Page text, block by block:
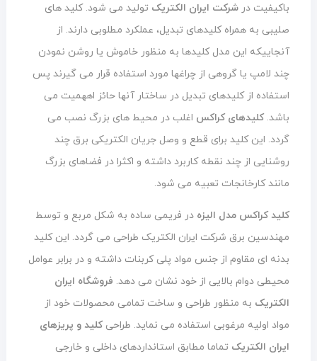
باکیفیت در شرکت ایران الکتریک تولید می شود. کلید های
صلیبی به همراه کلیدهای تبدیل، عملکرد مطلوبی دارند. از
آنجاییکه این مدل کلیدها به منظور خاموش یا روشن نمودن
چند لامپ یا گروهی از چراغها مورد استفاده قرار می گیرند پس
استفاده از کلیدهای تبدیل در ساختار آنها حائز اههمیت می
باشد. کلیدهای کراکس اغلب در محیط های بزرگ نصب می
گردد. این کلید برای قطع و وصل جریان الکتریکی برق چند
روشنایی از چند نقطه کاربرد داشته و اکثرا در فضاهای بزرگ
مانند کارخانجات تعبیه می شود.
کلید کراکس مدل الیزه در فریمی ساده به شکل مربع و توسط
مهندسین برق شرکت ایران الکتریک طراحی می گردد. این کلید
بدنه ای مقاوم از جنس مواد پلی کربنات داشته و در برابر عوامل
محیطی دوام بالایی از خود نشان می دهد. فروشگاه ایران
الکتریک به منظور طراحی و ساخت تمامی محصولات خود از
مواد اولیه مرغوبی استفاده می نماید. طراحیکلید و پریزهای
ایران الکتریک تماما مطابق استانداردهای داخلی و خارجی